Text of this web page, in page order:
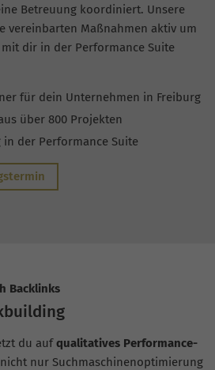
Betreuung koordiniert. Unsere
vereinbarten Maßnahmen aktiv um
dir in der Performance Suite
für dein Unternehmen in Freiburg
über 800 Projekten
der Performance Suite
Backlinks
du aufqualitatives Performance-
nur Suchmaschinenoptimierung